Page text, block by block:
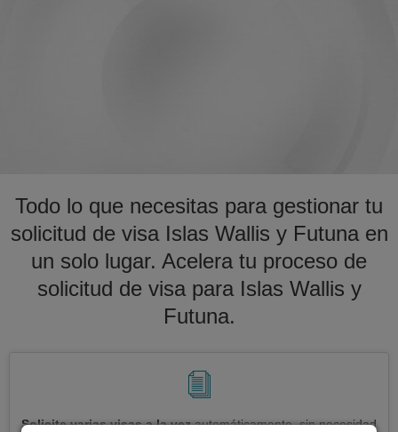
Todo lo que necesitas para gestionar tu
solicitud de visa Islas Wallis y Futuna en
un solo lugar. Acelera tu proceso de
solicitud de visa para Islas Wallis y
Futuna.
Solicite varias visas a la vezautomáticamente, sin necesidad